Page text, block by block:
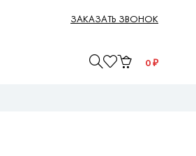
ЗАКАЗАТЬ ЗВОНОК
0 ₽